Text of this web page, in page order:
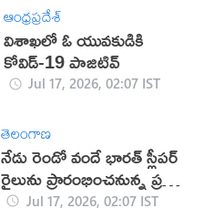
ఆంధ్రప్రదేశ్
విశాఖలో ఓ యువకుడికి
కోవిడ్-19 పాజిటివ్‌
Jul 17, 2026, 02:07 IST
తెలంగాణ
నేడు రెండో వందే భారత్ స్లీపర్
రైలును ప్రారంభించనున్న ప్రధాని
(వీడియో)
Jul 17, 2026, 02:07 IST